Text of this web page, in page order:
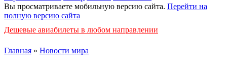
Вы просматриваете мобильную версию сайта. Перейти на
полную версию сайта
Дешевые авиабилеты в любом направлении
Главная » Новости мира